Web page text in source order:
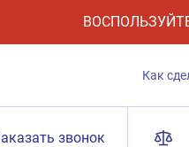
Как
звонок